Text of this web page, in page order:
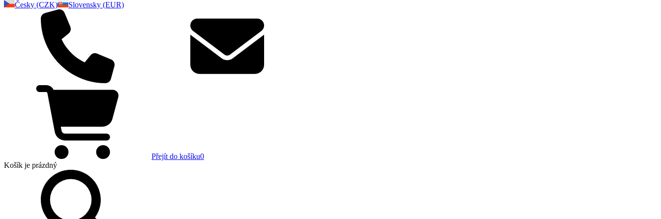
Česky (CZK)
Slovensky (EUR)
Přejít do košíku0
Košík je prázdný